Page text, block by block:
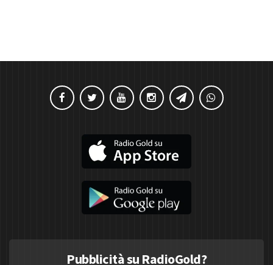
Pubblicità su RadioGold?